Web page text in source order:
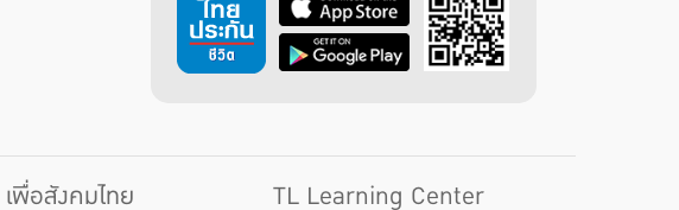
เพื่อสังคมไทย
TL Learning Center